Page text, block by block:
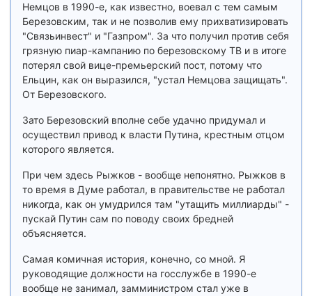
Немцов в 1990-е, как известно, воевал с тем самым
Березовским, так и не позволив ему прихватизировать
"Связьинвест" и "Газпром". За что получил против себя
грязную пиар-кампанию по березовскому ТВ и в итоге
потерял свой вице-премьерский пост, потому что
Ельцин, как он выразился, "устал Немцова защищать".
От Березовского.
Зато Березовский вполне себе удачно придумал и
осуществил привод к власти Путина, крестным отцом
которого является.
При чем здесь Рыжков - вообще непонятно. Рыжков в
то время в Думе работал, в правительстве не работал
никогда, как он умудрился там "утащить миллиарды" -
пускай Путин сам по поводу своих бредней
объясняется.
Самая комичная история, конечно, со мной. Я
руководящие должности на госслужбе в 1990-е
вообще не занимал, замминистром стал уже в